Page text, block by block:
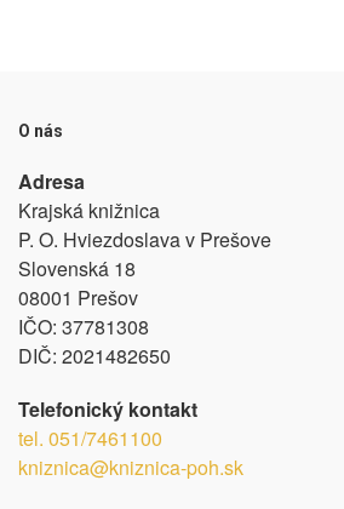
O nás
Adresa
Krajská knižnica
P. O. Hviezdoslava v Prešove
Slovenská 18
08001 Prešov
IČO: 37781308
DIČ: 2021482650
Telefonický kontakt
tel. 051/7461100
kniznica@kniznica-poh.sk